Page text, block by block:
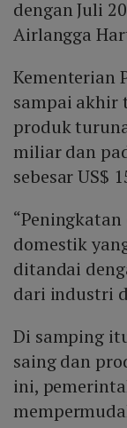
dengan Juli
Airlangga
Kementerian
sampai akhir
produk
miliar dan
sebesar US$
domestik
ditandai
dari industri
Di samping
saing dan
ini,